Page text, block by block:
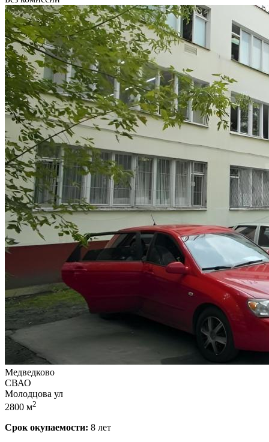
Медведково
СВАО
Молодцова ул
2800 м2
Срок окупаемости: 8 лет